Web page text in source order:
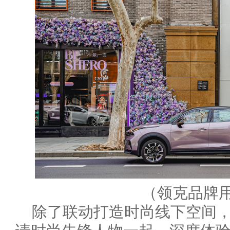
（领克品牌
除了联动打造时尚线下空间